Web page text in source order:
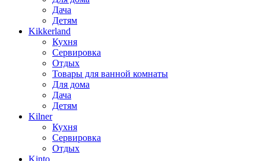
Дача
Детям
Kikkerland
Кухня
Сервировка
Отдых
Товары для ванной комнаты
Для дома
Дача
Детям
Kilner
Кухня
Сервировка
Отдых